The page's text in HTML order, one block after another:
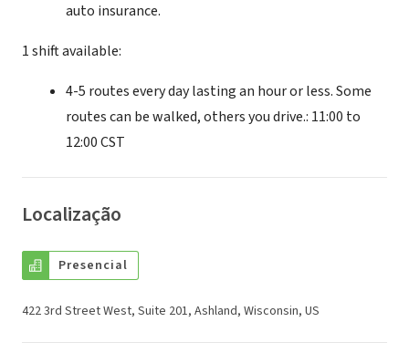
auto insurance.
1 shift available:
4-5 routes every day lasting an hour or less. Some
routes can be walked, others you drive.: 11:00 to
12:00 CST
Localização
Presencial
422 3rd Street West, Suite 201, Ashland, Wisconsin, US